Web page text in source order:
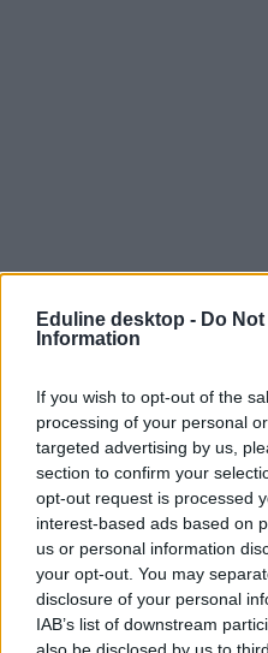
Eduline desktop - Do
Information
If you wish to opt-out of the
processing of your personal
targeted advertising by us,
section to confirm your
opt-out request is processed
interest-based ads based on
us or personal information
your opt-out. You may
disclosure of your personal
IAB’s list of downstream
also be disclosed by us to
pedagógussztrájk
pedagógus sztrájk
Emberi Erőforrások
január 31 sztrájk
tanár sztrájk január 31